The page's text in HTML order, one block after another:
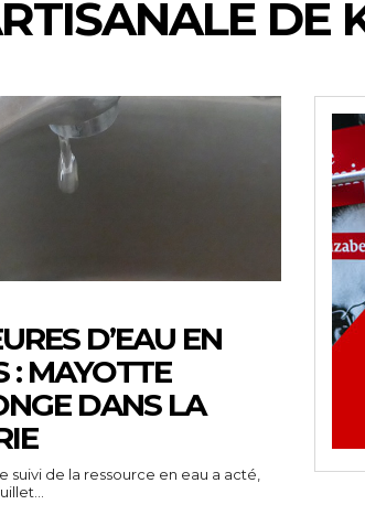
DE
D’EAU EN
: MAYOTTE
DANS LA
suivi de la ressource en eau a acté,